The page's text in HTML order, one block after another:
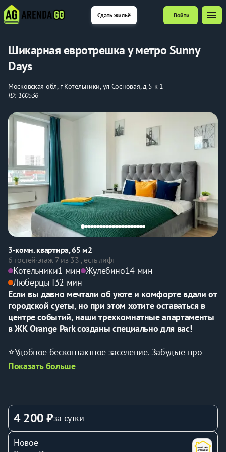
Сдать жильё Войти menu
Шикарная евротрешка у метро Sunny
Days
Московская обл, г Котельники, ул Сосновая, д 5 к 1
ID: 100536
3-комн. квартира, 65 м2
6 гостей·этаж 7 из 33 , есть лифт
Котельники1 мин Жулебино14 мин
Люберцы I32 мин
Если вы давно мечтали об уюте и комфорте вдали от
городской суеты, но при этом хотите оставаться в
центре событий, наши трехкомнатные апартаменты
в ЖК Orange Park созданы специально для вас!
⭐Удобное беcконтактноe заceлeние. Забудьте про
очереди и ожидания — всё максимально просто и
⭐Возможность проживания до 6-х человек. Идеально
друзьями.
⭐Отличное расположение для любых целей. Тихий и
спокойный район идеально подойдет как для
отдыха, так и для деловой поездки.
Показать больше
4 200 ₽за сутки
Новое